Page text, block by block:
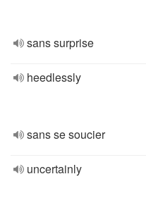
sans surprise
heedlessly
sans se soucier
uncertainly